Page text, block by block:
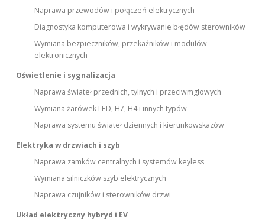
Naprawa przewodów i połączeń elektrycznych
Diagnostyka komputerowa i wykrywanie błędów sterowników
Wymiana bezpieczników, przekaźników i modułów
elektronicznych
Oświetlenie i sygnalizacja
Naprawa świateł przednich, tylnych i przeciwmgłowych
Wymiana żarówek LED, H7, H4 i innych typów
Naprawa systemu świateł dziennych i kierunkowskazów
Elektryka w drzwiach i szyb
Naprawa zamków centralnych i systemów keyless
Wymiana silniczków szyb elektrycznych
Naprawa czujników i sterowników drzwi
Układ elektryczny hybryd i EV